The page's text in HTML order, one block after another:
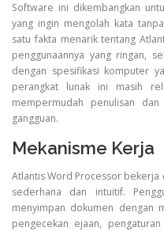
Software ini dikembangkan
yang ingin mengolah kata
satu fakta menarik tentang
penggunaannya yang ringan,
dengan spesifikasi komputer
perangkat lunak ini masih
mempermudah penulisan
gangguan.
Mekanisme Kerja
Atlantis Word Processor bekerja
sederhana dan intuitif.
menyimpan dokumen dengan
pengecekan ejaan,